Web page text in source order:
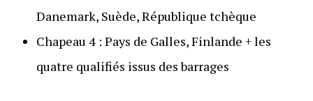
Danemark, Suède, République tchèque
Chapeau 4 : Pays de Galles, Finlande + les
quatre qualifiés issus des barrages